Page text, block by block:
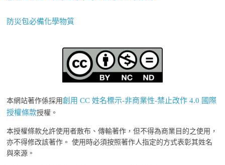
防災包必備化學物質
本網站著作係採用創用 CC 姓名標示-非商業性-禁止改作 4.0 國際
授權條款授權。
本授權條款允許使用者散布、傳輸著作，但不得為商業目的之使用，
亦不得修改該著作。 使用時必須按照著作人指定的方式表彰其姓名
與來源。